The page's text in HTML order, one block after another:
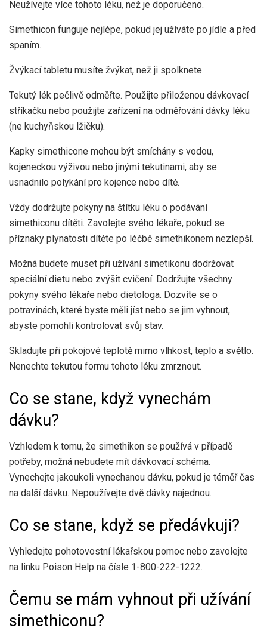
Neužívejte více tohoto léku, než je doporučeno.
Simethicon funguje nejlépe, pokud jej užíváte po jídle a před
spaním.
Žvýkací tabletu musíte žvýkat, než ji spolknete.
Tekutý lék pečlivě odměřte. Použijte přiloženou dávkovací
stříkačku nebo použijte zařízení na odměřování dávky léku
(ne kuchyňskou lžičku).
Kapky simethicone mohou být smíchány s vodou,
kojeneckou výživou nebo jinými tekutinami, aby se
usnadnilo polykání pro kojence nebo dítě.
Vždy dodržujte pokyny na štítku léku o podávání
simethiconu dítěti. Zavolejte svého lékaře, pokud se
příznaky plynatosti dítěte po léčbě simethikonem nezlepší.
Možná budete muset při užívání simetikonu dodržovat
speciální dietu nebo zvýšit cvičení. Dodržujte všechny
pokyny svého lékaře nebo dietologa. Dozvíte se o
potravinách, které byste měli jíst nebo se jim vyhnout,
abyste pomohli kontrolovat svůj stav.
Skladujte při pokojové teplotě mimo vlhkost, teplo a světlo.
Nenechte tekutou formu tohoto léku zmrznout.
Co se stane, když vynechám
dávku?
Vzhledem k tomu, že simethikon se používá v případě
potřeby, možná nebudete mít dávkovací schéma.
Vynechejte jakoukoli vynechanou dávku, pokud je téměř čas
na další dávku. Nepoužívejte dvě dávky najednou.
Co se stane, když se předávkuji?
Vyhledejte pohotovostní lékařskou pomoc nebo zavolejte
na linku Poison Help na čísle 1-800-222-1222.
Čemu se mám vyhnout při užívání
simethiconu?